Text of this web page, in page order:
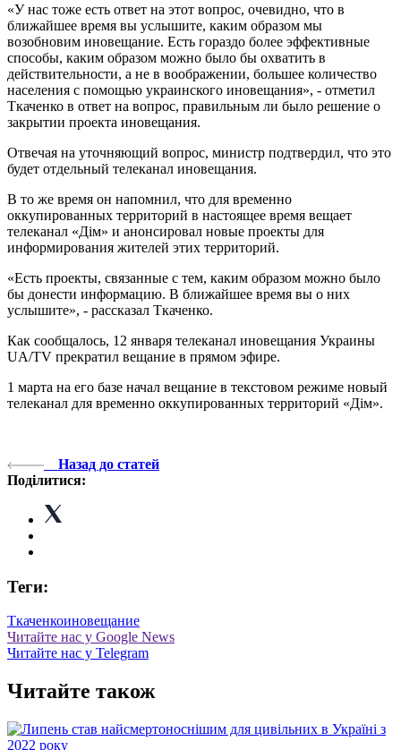
«У нас тоже есть ответ на этот вопрос, очевидно, что в
ближайшее время вы услышите, каким образом мы
возобновим иновещание. Есть гораздо более эффективные
способы, каким образом можно было бы охватить в
действительности, а не в воображении, большее количество
населения с помощью украинского иновещания», - отметил
Ткаченко в ответ на вопрос, правильным ли было решение о
закрытии проекта иновещания.
Отвечая на уточняющий вопрос, министр подтвердил, что это
будет отдельный телеканал иновещания.
В то же время он напомнил, что для временно
оккупированных территорий в настоящее время вещает
телеканал «Дім» и анонсировал новые проекты для
информирования жителей этих территорий.
«Есть проекты, связанные с тем, каким образом можно было
бы донести информацию. В ближайшее время вы о них
услышите», - рассказал Ткаченко.
Как сообщалось, 12 января телеканал иновещания Украины
UA/TV прекратил вещание в прямом эфире.
1 марта на его базе начал вещание в текстовом режиме новый
телеканал для временно оккупированных территорий «Дім».
Назад до статей
Поділитися:
Теги:
Ткаченкоиновещание
Читайте нас у Google News
Читайте нас у Telegram
Читайте також